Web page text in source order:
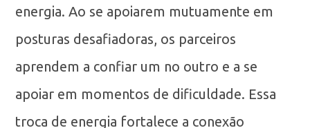
energia. Ao se apoiarem mutuamente em
posturas desafiadoras, os parceiros
aprendem a confiar um no outro e a se
apoiar em momentos de dificuldade. Essa
troca de energia fortalece a conexão